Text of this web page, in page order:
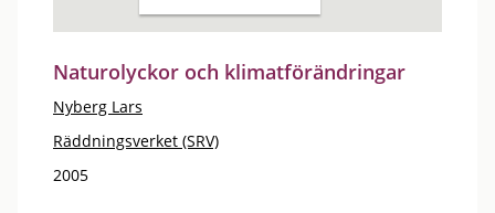
Naturolyckor och klimatförändringar
Nyberg Lars
Räddningsverket (SRV)
2005